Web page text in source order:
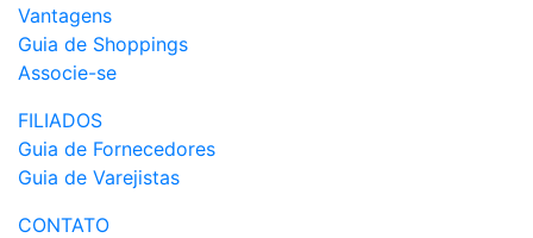
Vantagens
Guia de Shoppings
Associe-se
FILIADOS
Guia de Fornecedores
Guia de Varejistas
CONTATO